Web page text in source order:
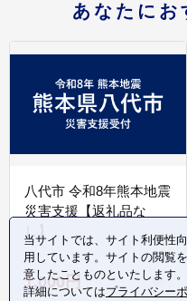
あなたにお
八代市 令和8年熊本地震
災害支援【返礼品な
し】
1,000円
当サイトでは、サイト利便性
用しています。サイトの閲覧
意したことものといたします。
詳細についてはプライバシー